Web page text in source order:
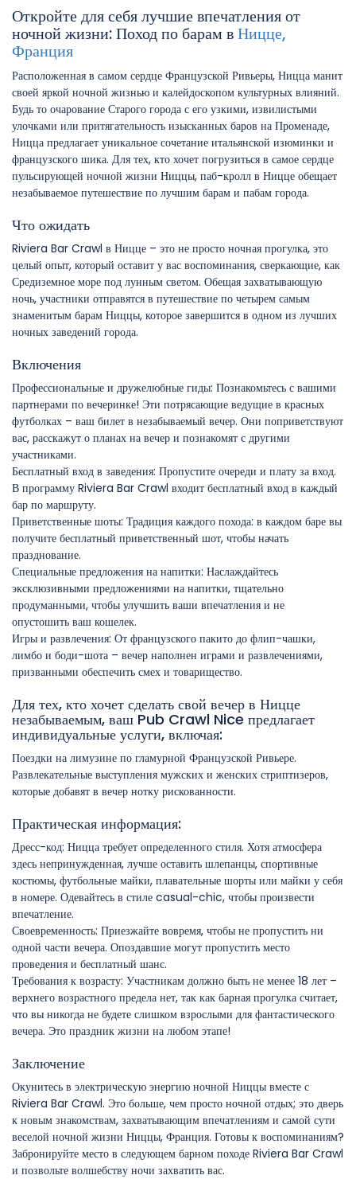
Откройте для себя лучшие впечатления от
ночной жизни: Поход по барам вНицце,
Франция
Расположенная в самом сердце Французской Ривьеры, Ницца манит
своей яркой ночной жизнью и калейдоскопом культурных влияний.
Будь то очарование Старого города с его узкими, извилистыми
улочками или притягательность изысканных баров на Променаде,
Ницца предлагает уникальное сочетание итальянской изюминки и
французского шика. Для тех, кто хочет погрузиться в самое сердце
пульсирующей ночной жизни Ниццы, паб-кролл в Ницце обещает
незабываемое путешествие по лучшим барам и пабам города.
Что ожидать
Riviera Bar Crawl в Ницце – это не просто ночная прогулка, это
целый опыт, который оставит у вас воспоминания, сверкающие, как
Средиземное море под лунным светом. Обещая захватывающую
ночь, участники отправятся в путешествие по четырем самым
знаменитым барам Ниццы, которое завершится в одном из лучших
ночных заведений города.
Включения
Профессиональные и дружелюбные гиды: Познакомьтесь с вашими
партнерами по вечеринке! Эти потрясающие ведущие в красных
футболках – ваш билет в незабываемый вечер. Они поприветствуют
вас, расскажут о планах на вечер и познакомят с другими
участниками.
Бесплатный вход в заведения: Пропустите очереди и плату за вход.
В программу Riviera Bar Crawl входит бесплатный вход в каждый
бар по маршруту.
Приветственные шоты: Традиция каждого похода: в каждом баре вы
получите бесплатный приветственный шот, чтобы начать
празднование.
Специальные предложения на напитки: Наслаждайтесь
эксклюзивными предложениями на напитки, тщательно
продуманными, чтобы улучшить ваши впечатления и не
опустошить ваш кошелек.
Игры и развлечения: От французского пакито до флип-чашки,
лимбо и боди-шота – вечер наполнен играми и развлечениями,
призванными обеспечить смех и товарищество.
Для тех, кто хочет сделать свой вечер в Ницце
незабываемым, ваш Pub Crawl Nice предлагает
индивидуальные услуги, включая:
Поездки на лимузине по гламурной Французской Ривьере.
Развлекательные выступления мужских и женских стриптизеров,
которые добавят в вечер нотку рискованности.
Практическая информация:
Дресс-код: Ницца требует определенного стиля. Хотя атмосфера
здесь непринужденная, лучше оставить шлепанцы, спортивные
костюмы, футбольные майки, плавательные шорты или майки у себя
в номере. Одевайтесь в стиле casual-chic, чтобы произвести
впечатление.
Своевременность: Приезжайте вовремя, чтобы не пропустить ни
одной части вечера. Опоздавшие могут пропустить место
проведения и бесплатный шанс.
Требования к возрасту: Участникам должно быть не менее 18 лет –
верхнего возрастного предела нет, так как барная прогулка считает,
что вы никогда не будете слишком взрослыми для фантастического
вечера. Это праздник жизни на любом этапе!
Заключение
Окунитесь в электрическую энергию ночной Ниццы вместе с
Riviera Bar Crawl. Это больше, чем просто ночной отдых; это дверь
к новым знакомствам, захватывающим впечатлениям и самой сути
веселой ночной жизни Ниццы, Франция. Готовы к воспоминаниям?
Забронируйте место в следующем барном походе Riviera Bar Crawl
и позвольте волшебству ночи захватить вас.